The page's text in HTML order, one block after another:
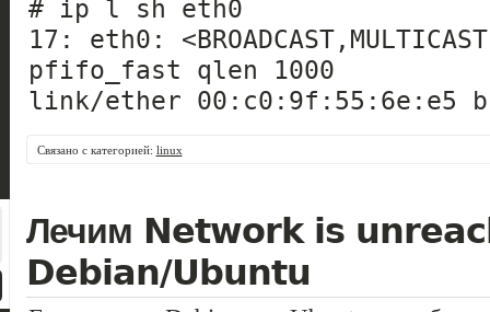
# ip l sh eth0
17: eth0:
pfifo_fast qlen 1000
link/ether
Связано с категорией: linux
Лечим Network is
Debian/Ubuntu